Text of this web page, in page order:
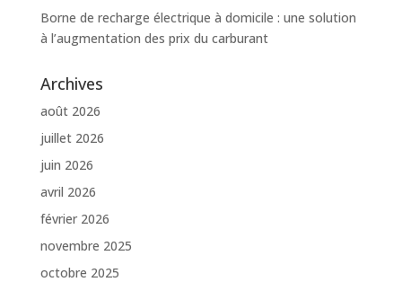
Borne de recharge électrique à domicile : une solution
à l’augmentation des prix du carburant
Archives
août 2026
juillet 2026
juin 2026
avril 2026
février 2026
novembre 2025
octobre 2025